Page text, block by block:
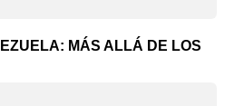
MÁS ALLÁ DE LOS